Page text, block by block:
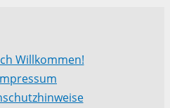
Willkommen!